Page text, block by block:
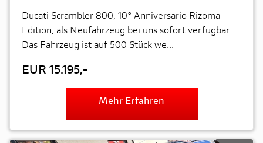
Ducati Scrambler 800, 10° Anniversario Rizoma
Edition, als Neufahrzeug bei uns sofort verfügbar.
Das Fahrzeug ist auf 500 Stück we...
EUR 15.195,-
Mehr Erfahren